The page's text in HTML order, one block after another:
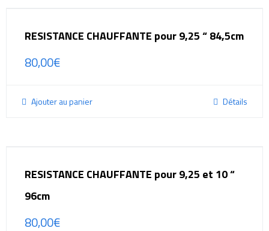
RESISTANCE CHAUFFANTE pour 9,25 “ 84,5cm
80,00€
Ajouter au panier Détails
RESISTANCE CHAUFFANTE pour 9,25 et 10 “
96cm
80,00€